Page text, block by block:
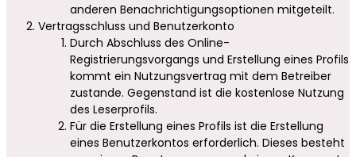
anderen Benachrichtigungsoptionen mitgeteilt.
Vertragsschluss und Benutzerkonto
Durch Abschluss des Online-
Registrierungsvorgangs und Erstellung eines Profils
kommt ein Nutzungsvertrag mit dem Betreiber
zustande. Gegenstand ist die kostenlose Nutzung
des Leserprofils.
Für die Erstellung eines Profils ist die Erstellung
eines Benutzerkontos erforderlich. Dieses besteht